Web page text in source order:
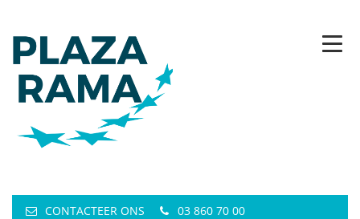
CONTACTEER ONS 03 860 70 00